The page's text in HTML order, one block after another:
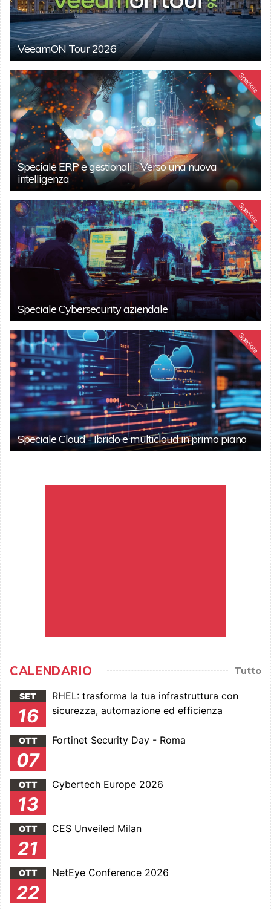
VeeamON Tour 2026
Speciale
Speciale ERP e gestionali - Verso una nuova
intelligenza
Speciale
Speciale Cybersecurity aziendale
Speciale
Speciale Cloud - Ibrido e multicloud in primo piano
CALENDARIO Tutto
SET
16
RHEL: trasforma la tua infrastruttura con
sicurezza, automazione ed efficienza
OTT
07
Fortinet Security Day - Roma
OTT
13
Cybertech Europe 2026
OTT
21
CES Unveiled Milan
OTT
22
NetEye Conference 2026